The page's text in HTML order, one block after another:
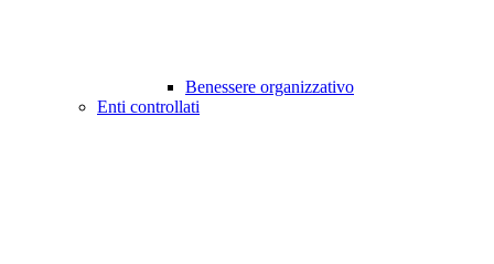
Benessere organizzativo
Enti controllati